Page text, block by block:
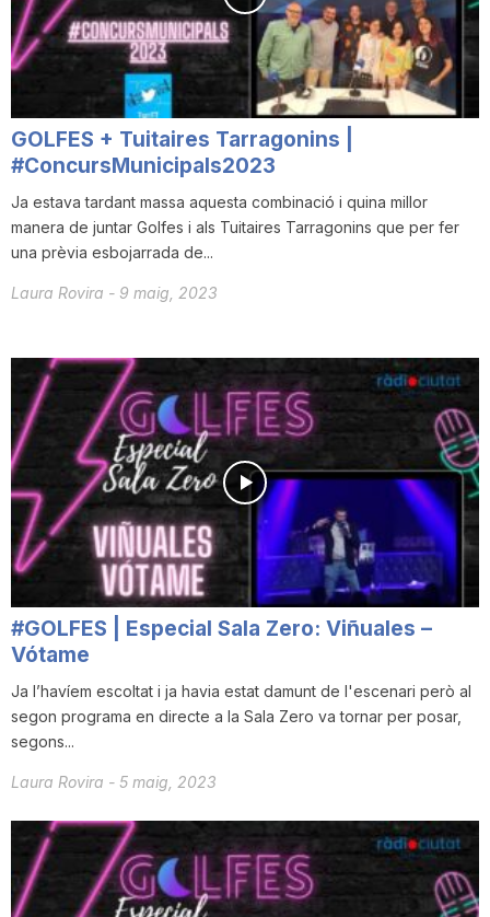
GOLFES + Tuitaires Tarragonins |
#ConcursMunicipals2023
Ja estava tardant massa aquesta combinació i quina millor
manera de juntar Golfes i als Tuitaires Tarragonins que per fer
una prèvia esbojarrada de...
Laura Rovira - 9 maig, 2023
#GOLFES | Especial Sala Zero: Viñuales –
Vótame
Ja l’havíem escoltat i ja havia estat damunt de l'escenari però al
segon programa en directe a la Sala Zero va tornar per posar,
segons...
Laura Rovira - 5 maig, 2023